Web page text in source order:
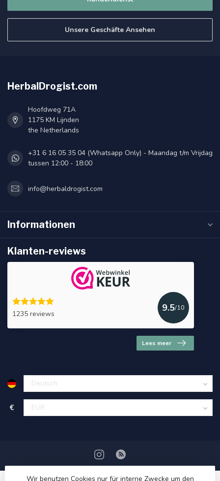
Unsere Geschäfte Ansehen
HerbalDrogist.com
Hoofdweg 71A
1175 KM Lijnden
the Netherlands
+31 6 16 05 35 04 (Whatsapp Only) - Maandag t/m Vrijdag
tussen 12:00 - 18:00
info@herbaldrogist.com
Informationen
Klanten-reviews
1235 reviews
9.5/10
Lees meer
€
Wir benutzen Cookies nur für interne Zwecke um den